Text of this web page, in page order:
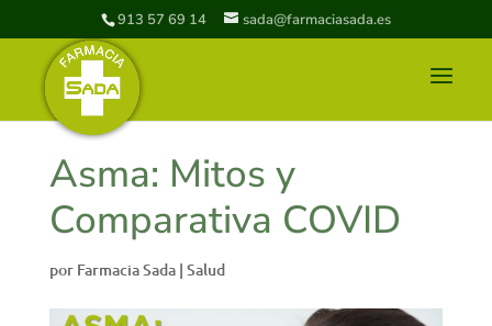
913 57 69 14 sada@farmaciasada.es
Asma: Mitos y
Comparativa COVID
por Farmacia Sada| Salud